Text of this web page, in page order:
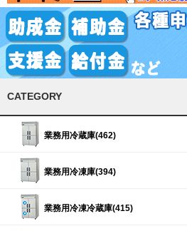
CATEGORY
業務用冷蔵庫(462)
業務用冷凍庫(394)
業務用冷凍冷蔵庫(415)